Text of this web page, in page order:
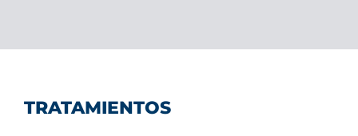
TRATAMIENTOS